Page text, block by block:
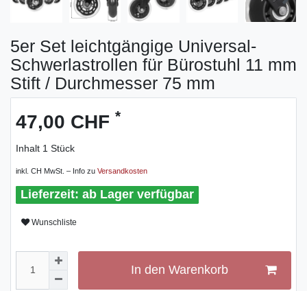
5er Set leichtgängige Universal-
Schwerlastrollen für Bürostuhl 11 mm
Stift / Durchmesser 75 mm
47,00 CHF *
Inhalt 1 Stück
inkl. CH MwSt. – Info zu Versandkosten
ab Lager verfügbar
Wunschliste
In den Warenkorb